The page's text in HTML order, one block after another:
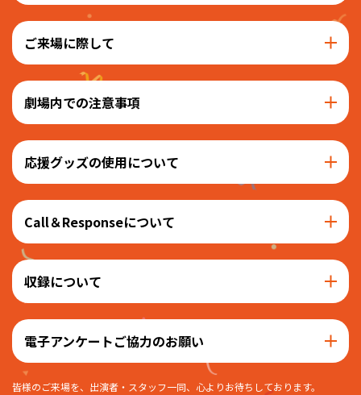
ご来場に際して
劇場内での注意事項
応援グッズの使用について
Call＆Responseについて
収録について
電子アンケートご協力のお願い
皆様のご来場を、出演者・スタッフ一同、心よりお待ちしております。